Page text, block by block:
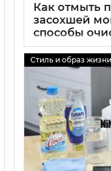
Как отмыть
засохшей
способы
пистолета
01 09 2025 0
Стиль и образ жизни